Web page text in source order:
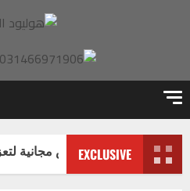
EXCLUSIVE
العالمي للشباب بعروض مجانية